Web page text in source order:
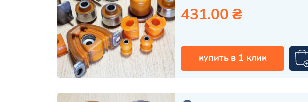
431.00 ₴
купить в 1 клик